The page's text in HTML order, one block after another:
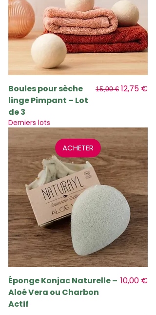
Boules pour sèche
linge Pimpant – Lot
de 3
Prix original
15,00 € Prix
12,75 €
Derniers lots
ACHETER
Éponge Konjac Naturelle –
Aloé Vera ou Charbon
Actif
Prix
10,00 €